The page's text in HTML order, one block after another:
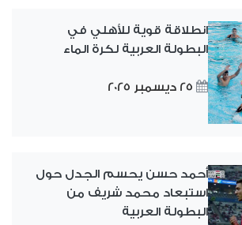
انطلاقة قوية للأهلي في
البطولة العربية لكرة الماء
25 ديسمبر 2025
أحمد حسن يحسم الجدل حول
استبعاد محمد شريف من
البطولة العربية